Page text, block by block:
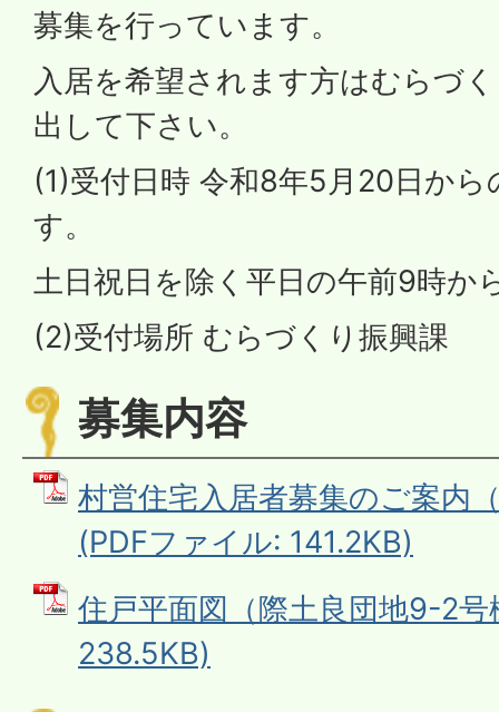
募集を行っています。
入居を希望されます方はむらづ
出して下さい。
(1)受付日時 令和8年5月20日か
す。
土日祝日を除く平日の午前9時か
(2)受付場所 むらづくり振興課
募集内容
村営住宅入居者募集のご案内
(PDFファイル: 141.2KB)
住戸平面図（際土良団地9-2
238.5KB)